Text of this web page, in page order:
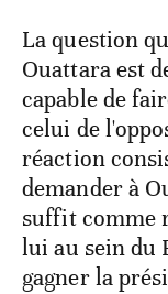
La question
Ouattara est
capable de
celui de
réaction
demander à
suffit comme
lui au sein du
gagner la